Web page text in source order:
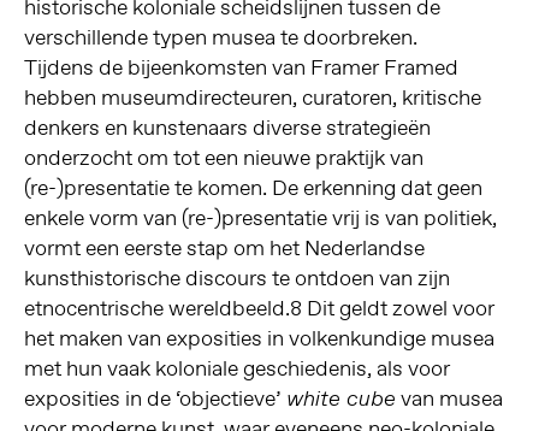
historische koloniale scheidslijnen tussen de
verschillende typen musea te doorbreken.
Tijdens de bijeenkomsten van Framer Framed
hebben museumdirecteuren, curatoren, kritische
denkers en kunstenaars diverse strategieën
onderzocht om tot een nieuwe praktijk van
(re-)presentatie te komen. De erkenning dat geen
enkele vorm van (re-)presentatie vrij is van politiek,
vormt een eerste stap om het Nederlandse
kunsthistorische discours te ontdoen van zijn
etnocentrische wereldbeeld.8 Dit geldt zowel voor
het maken van exposities in volkenkundige musea
met hun vaak koloniale geschiedenis, als voor
exposities in de ‘objectieve’ white cube van musea